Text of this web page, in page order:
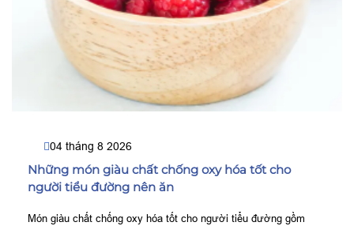
04 tháng 8 2026
Những món giàu chất chống oxy hóa tốt cho
người tiểu đường nên ăn
Món giàu chất chống oxy hóa tốt cho người tiểu đường gồm